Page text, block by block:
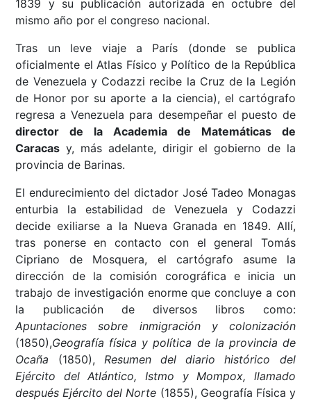
1839 y su publicación autorizada en octubre del
mismo año por el congreso nacional.
Tras un leve viaje a París (donde se publica
oficialmente el Atlas Físico y Político de la República
de Venezuela y Codazzi recibe la Cruz de la Legión
de Honor por su aporte a la ciencia), el cartógrafo
regresa a Venezuela para desempeñar el puesto de
director de la Academia de Matemáticas de
Caracas y, más adelante, dirigir el gobierno de la
provincia de Barinas.
El endurecimiento del dictador José Tadeo Monagas
enturbia la estabilidad de Venezuela y Codazzi
decide exiliarse a la Nueva Granada en 1849. Allí,
tras ponerse en contacto con el general Tomás
Cipriano de Mosquera, el cartógrafo asume la
dirección de la comisión corográfica e inicia un
trabajo de investigación enorme que concluye a con
la publicación de diversos libros como:
Apuntaciones sobre inmigración y colonización
(1850),Geografía física y política de la provincia de
Ocaña (1850), Resumen del diario histórico del
Ejército del Atlántico, Istmo y Mompox, llamado
después Ejército del Norte (1855), Geografía Física y